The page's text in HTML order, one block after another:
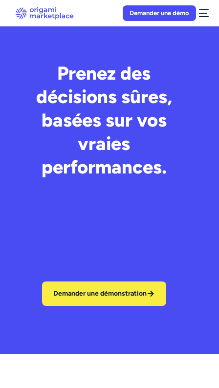
Demander une démo
Prenez des
décisions sûres,
basées sur vos
vraies
performances.
Demander une démonstration